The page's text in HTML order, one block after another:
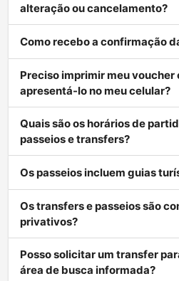
alteração ou cancelamento?
Como recebo a confirmação
Preciso imprimir meu voucher
apresentá-lo no meu celular?
Quais são os horários de
passeios e transfers?
Os passeios incluem guias
Os transfers e passeios são
privativos?
Posso solicitar um transfer
área de busca informada?